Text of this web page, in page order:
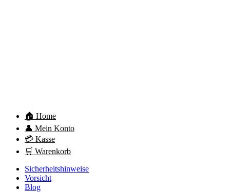
🏠 Home
👤 Mein Konto
💳 Kasse
🛒 Warenkorb
Sicherheitshinweise
Vorsicht
Blog